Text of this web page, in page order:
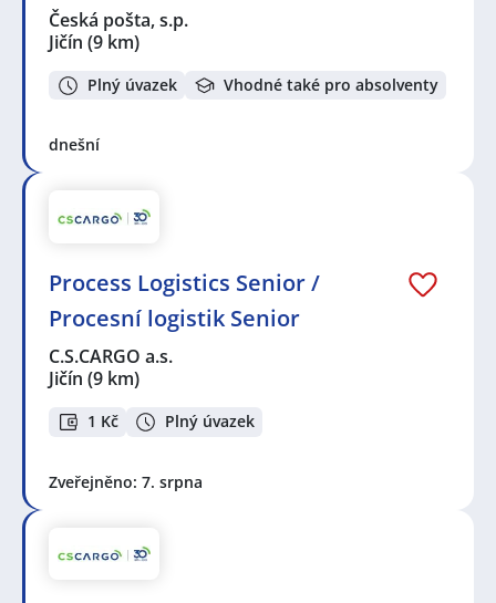
Česká pošta, s.p.
Jičín (9 km)
Plný úvazek Vhodné také pro absolventy
dnešní
Process Logistics Senior /
Procesní logistik Senior
C.S.CARGO a.s.
Jičín (9 km)
1 Kč Plný úvazek
Zveřejněno: 7. srpna